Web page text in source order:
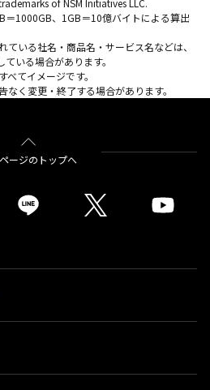
of NSM Initiatives LLC.
1000GB、1GB＝10億バイトによる算出
いる社名・商品名・サービス名などは、
いる場合があります。
てイメージです。
く変更・終了する場合があります。
ージのトップへ